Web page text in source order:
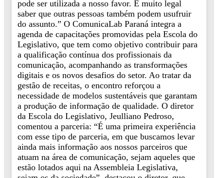
pode ser utilizada a nosso favor. É muito legal
saber que outras pessoas também podem usufruir
do assunto.” O ComunicaLab Paraná integra a
agenda de capacitações promovidas pela Escola do
Legislativo, que tem como objetivo contribuir para
a qualificação contínua dos profissionais da
comunicação, acompanhando as transformações
digitais e os novos desafios do setor. Ao tratar da
gestão de receitas, o encontro reforçou a
necessidade de modelos sustentáveis que garantam
a produção de informação de qualidade. O diretor
da Escola do Legislativo, Jeulliano Pedroso,
comentou a parceria: “É uma primeira experiência
com esse tipo de parceria, em que buscamos levar
ainda mais informação aos nossos parceiros que
atuam na área de comunicação, sejam aqueles que
estão lotados aqui na Assembleia Legislativa,